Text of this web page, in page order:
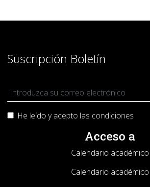
Suscripción Boletín
He leído y acepto las condiciones
Acceso a
Calendario académico
Calendario académico